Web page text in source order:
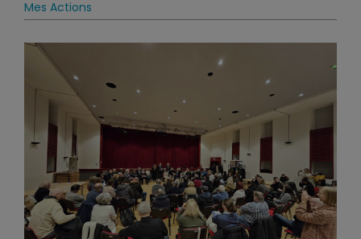
Mes Actions